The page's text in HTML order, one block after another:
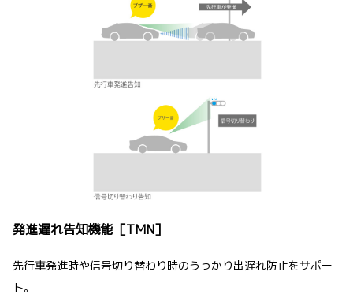
発進遅れ告知機能［TMN］
先行車発進時や信号切り替わり時のうっかり出遅れ防止をサポー
ト。